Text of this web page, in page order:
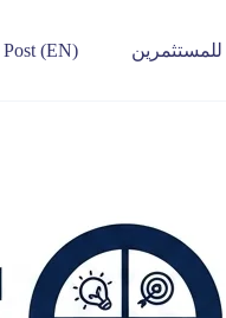
للمستثمرين Post (EN)